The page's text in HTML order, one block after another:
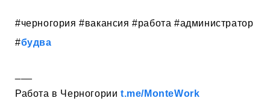
#черногория #вакансия #работа #администратор
#будва
Работа в Черногории t.me/MonteWork